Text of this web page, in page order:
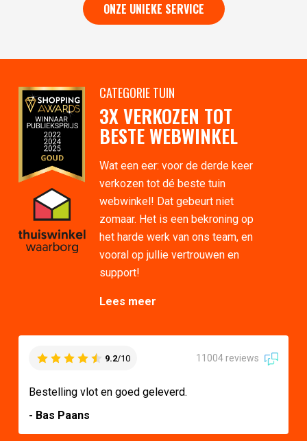
ONZE UNIEKE SERVICE
CATEGORIE TUIN
3X VERKOZEN TOT
BESTE WEBWINKEL
Wat een eer: voor de derde keer
verkozen tot dé beste tuin
webwinkel! Dat gebeurt niet
zomaar. Het is een bekroning op
het harde werk van ons team, en
vooral op jullie vertrouwen en
support!
Lees meer
9.2/10 11004 reviews
Bestelling vlot en goed geleverd.
- Bas Paans